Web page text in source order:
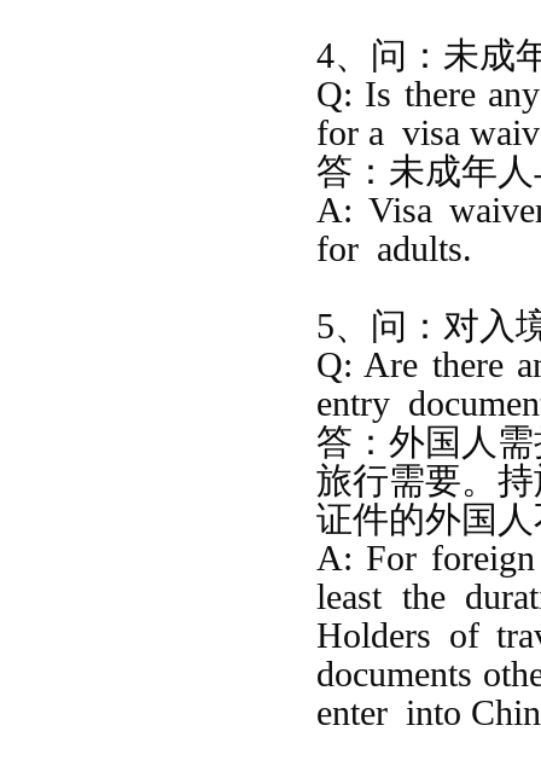
4、问：未成
Q: Is there
for a visa
答： 未成年
A: Visa
for adults.
5、问：对入
Q: Are there
entry
答： 外国人
旅行需要。
证件的外国
A: For foreign
least the
Holders of
documents
enter into